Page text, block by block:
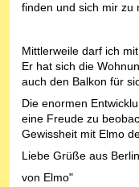
finden und sich mir zu
Mittlerweile darf ich
Er hat sich die
auch den Balkon für
Die enormen
eine Freude zu
Gewissheit mit Elmo
Liebe Grüße aus Berlin
von Elmo"